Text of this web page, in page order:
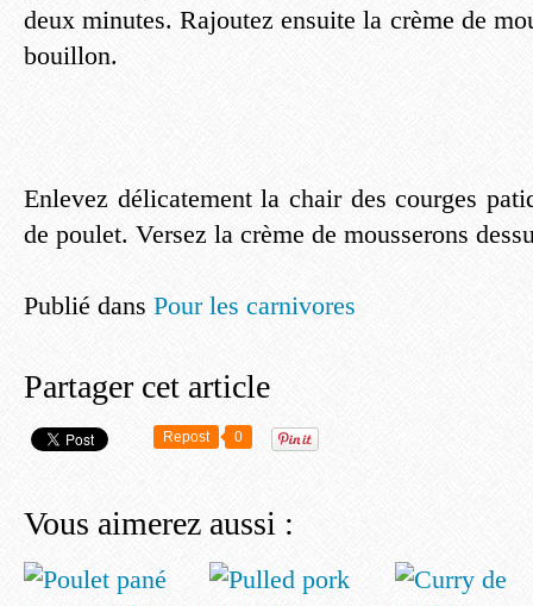
deux minutes. Rajoutez ensuite la crème de
bouillon.
Enlevez délicatement la chair des courges
de poulet. Versez la crème de mousserons
Publié dans Pour les carnivores
Partager cet article
Repost 0
Vous aimerez aussi :